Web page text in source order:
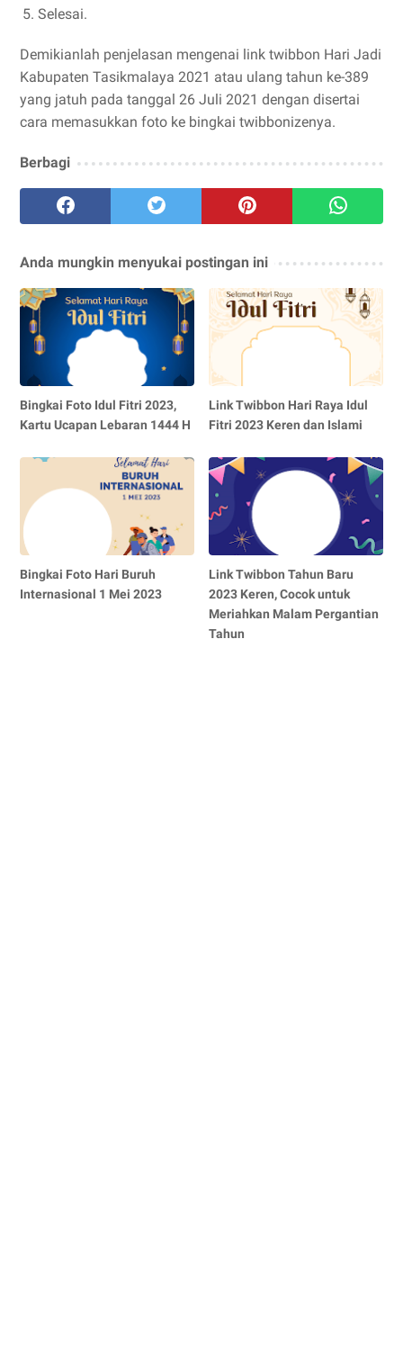
Selesai.
Demikianlah penjelasan mengenai link twibbon Hari Jadi
Kabupaten Tasikmalaya 2021 atau ulang tahun ke-389
yang jatuh pada tanggal 26 Juli 2021 dengan disertai
cara memasukkan foto ke bingkai twibbonizenya.
Berbagi
Anda mungkin menyukai postingan ini
Bingkai Foto Idul Fitri 2023,
Kartu Ucapan Lebaran 1444 H
Link Twibbon Hari Raya Idul
Fitri 2023 Keren dan Islami
Bingkai Foto Hari Buruh
Internasional 1 Mei 2023
Link Twibbon Tahun Baru
2023 Keren, Cocok untuk
Meriahkan Malam Pergantian
Tahun